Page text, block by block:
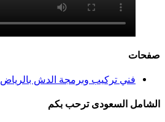
صفحات
فني تركيب وبرمجة الدش بالرياض
الشامل السعودى ترحب بكم